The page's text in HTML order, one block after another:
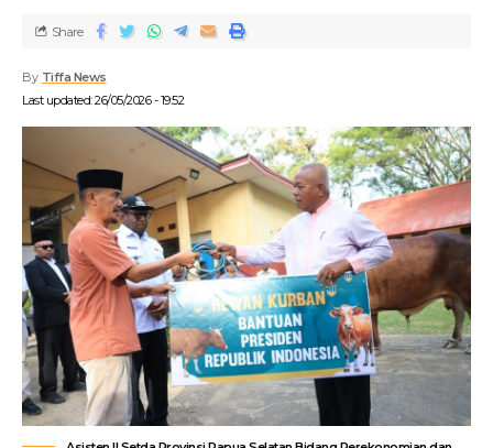
Last updated: 26/05/2026 - 19:52
By Tiffa News
Share